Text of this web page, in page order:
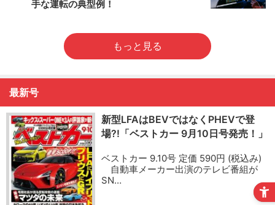
手な運転の典型例！
もっと見る
最新号
新型LFAはBEVではなくPHEVで登
場?!「ベストカー 9月10日号発売！」
ベストカー 9.10号 定価 590円 (税込み)
自動車メーカー出演のテレビ番組が
SN…